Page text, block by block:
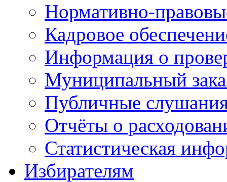
Нормативно-
Кадровое
Информация о
Муниципальный
Публичные
Отчёты о
Статистическая
Избирателям